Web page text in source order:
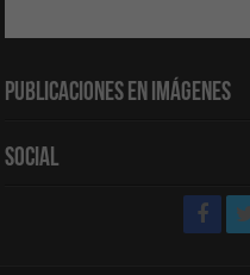
Publicaciones en Imágenes
Social